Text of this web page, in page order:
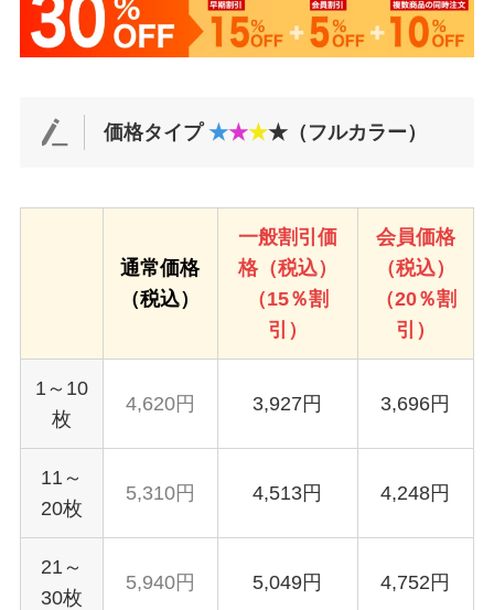
価格タイプ★★★★（フルカラー）
通常価格
（税込）
一般割引価
格（税込）
（15％割
引）
会員価格
（税込）
（20％割
引）
1～10
枚
4,620円 3,927円 3,696円
11～
20枚
5,310円 4,513円 4,248円
21～
30枚
5,940円 5,049円 4,752円